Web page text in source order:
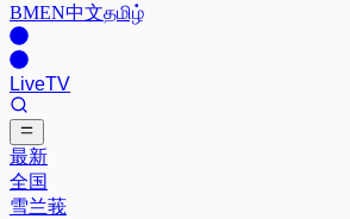
BMEN中文தமிழ்
LiveTV
最新
全国
雪兰莪